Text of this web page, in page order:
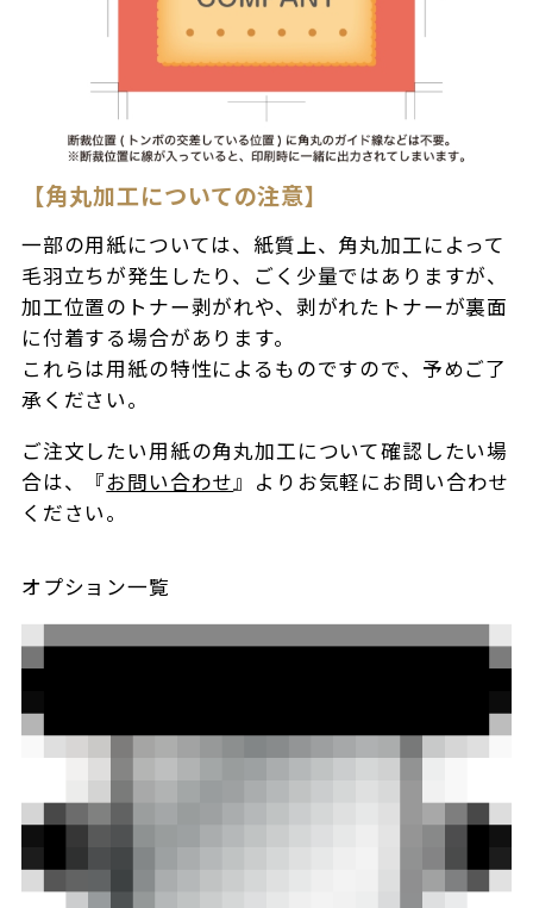
【角丸加工についての注意】
一部の用紙については、紙質上、角丸加工によって
毛羽立ちが発生したり、ごく少量ではありますが、
加工位置のトナー剥がれや、剥がれたトナーが裏面
に付着する場合があります。
これらは用紙の特性によるものですので、予めご了
承ください。
ご注文したい用紙の角丸加工について確認したい場
合は、『お問い合わせ 』よりお気軽にお問い合わせ
ください。
オプション一覧